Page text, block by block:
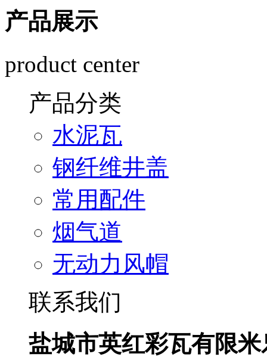
产品展示
product center
产品分类
水泥瓦
钢纤维井盖
常用配件
烟气道
无动力风帽
联系我们
盐城市英红彩瓦有限